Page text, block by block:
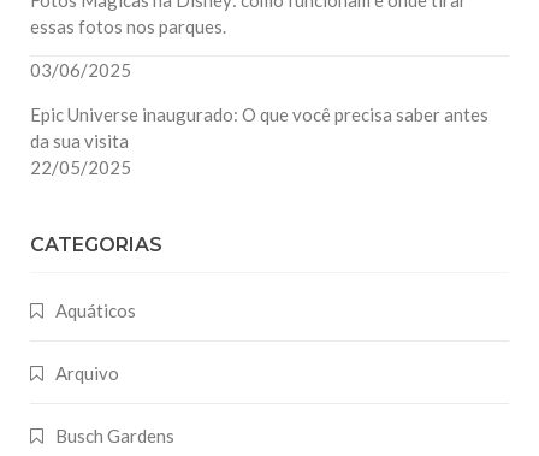
essas fotos nos parques.
03/06/2025
Epic Universe inaugurado: O que você precisa saber antes
da sua visita
22/05/2025
CATEGORIAS
Aquáticos
Arquivo
Busch Gardens